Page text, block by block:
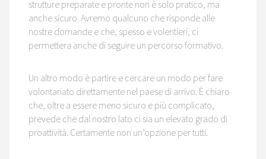
strutture preparate e pronte non è solo pratico, ma
anche sicuro. Avremo qualcuno che risponde alle
nostre domande e che, spesso e volentieri, ci
permettera anche di seguire un percorso formativo.
Un altro modo è partire e cercare un modo per fare
volontariato direttamente nel paese di arrivo. È chiaro
che, oltre a essere meno sicuro e più complicato,
prevede che dal nostro lato ci sia un elevato grado di
proattività. Certamente non un’opzione per tutti.